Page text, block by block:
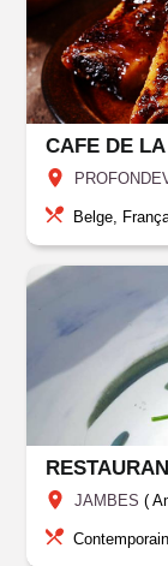
CAFE DE
Belge,
JAMBES(